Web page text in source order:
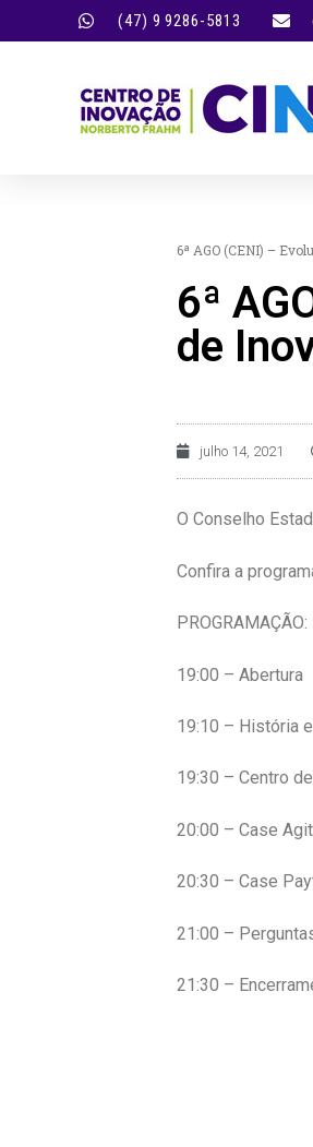
(47) 9 9286-5813
6ª AGO (CENI) –
6ª
de
julho 14, 2021
O Conselho
Confira a
PROGRAMAÇÃO:
19:00 – Abertura
19:10 – História
19:30 – Centro
20:00 – Case
20:30 – Case
21:00 –
21:30 –